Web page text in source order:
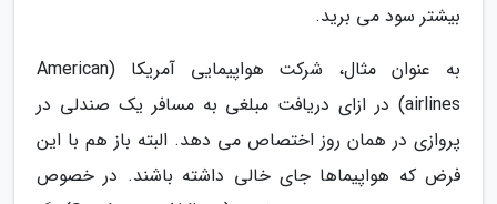
بیشتر سود می ­برید.
به عنوان مثال، شرکت هواپیمایی آمریکا (American
airlines) در ازای دریافت مبلغی به مسافر یک صندلی در
پروازی در همان روز اختصاص می دهد. البته باز هم با این
فرض که هواپیماها جای خالی داشته باشند. در خصوص